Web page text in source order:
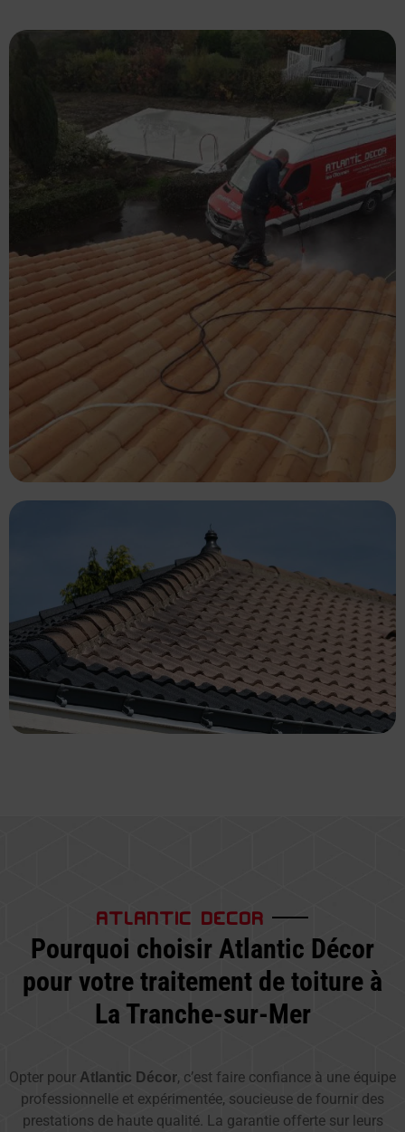
ATLANTIC DECOR
Pourquoi choisir Atlantic Décor
pour votre traitement de toiture à
La Tranche-sur-Mer
Opter pour Atlantic Décor, c’est faire confiance à une équipe
professionnelle et expérimentée, soucieuse de fournir des
prestations de haute qualité. La garantie offerte sur leurs